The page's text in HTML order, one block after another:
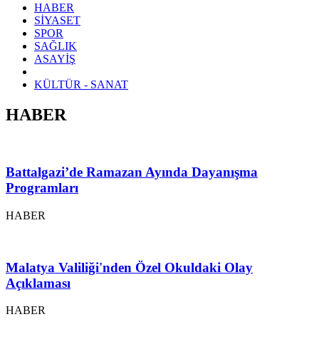
HABER
SİYASET
SPOR
SAĞLIK
ASAYİŞ
KÜLTÜR - SANAT
HABER
Battalgazi’de Ramazan Ayında Dayanışma
Programları
HABER
Malatya Valiliği'nden Özel Okuldaki Olay
Açıklaması
HABER